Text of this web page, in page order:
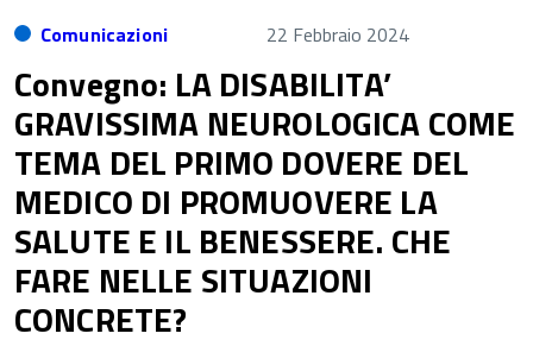
Comunicazioni 22 Febbraio 2024
Convegno: LA DISABILITA’
GRAVISSIMA NEUROLOGICA COME
TEMA DEL PRIMO DOVERE DEL
MEDICO DI PROMUOVERE LA
SALUTE E IL BENESSERE. CHE
FARE NELLE SITUAZIONI
CONCRETE?